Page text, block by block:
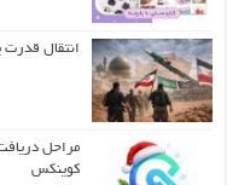
انتقال قدرت
مراحل
کوینکس